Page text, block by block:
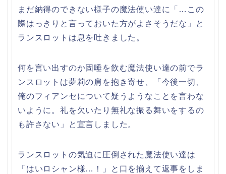
まだ納得のできない様子の魔法使い達に「…この
際はっきりと言っておいた方がよさそうだな」と
ランスロットは息を吐きました。
何を言い出すのか固唾を飲む魔法使い達の前でラ
ンスロットは夢莉の肩を抱き寄せ、「今後一切、
俺のフィアンセについて疑うようなことを言わな
いように。礼を欠いたり無礼な振る舞いをするの
も許さない」と宣言しました。
ランスロットの気迫に圧倒された魔法使い達は
「はいロシャン様…！」と口を揃えて返事をしま